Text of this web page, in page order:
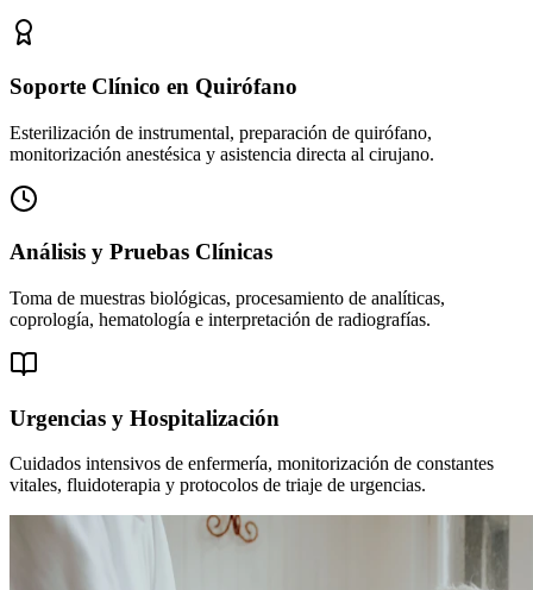
Soporte Clínico en Quirófano
Esterilización de instrumental, preparación de quirófano,
monitorización anestésica y asistencia directa al cirujano.
Análisis y Pruebas Clínicas
Toma de muestras biológicas, procesamiento de analíticas,
coprología, hematología e interpretación de radiografías.
Urgencias y Hospitalización
Cuidados intensivos de enfermería, monitorización de constantes
vitales, fluidoterapia y protocolos de triaje de urgencias.